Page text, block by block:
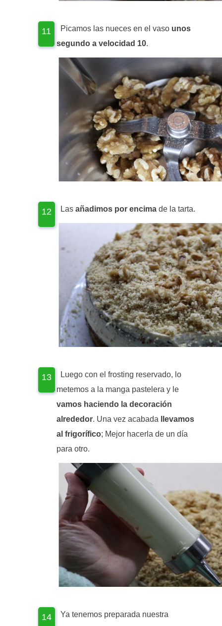
Picamos las nueces en el vaso unos
segundo a velocidad 10.
Las añadimos por encima de la tarta.
Luego con el frosting reservado, lo
metemos a la manga pastelera y le
vamos haciendo la decoración
alrededor. Una vez acabada
llevamos
al frigorífico; Mejor hacerla de un día
para otro.
Ya tenemos preparada nuestra